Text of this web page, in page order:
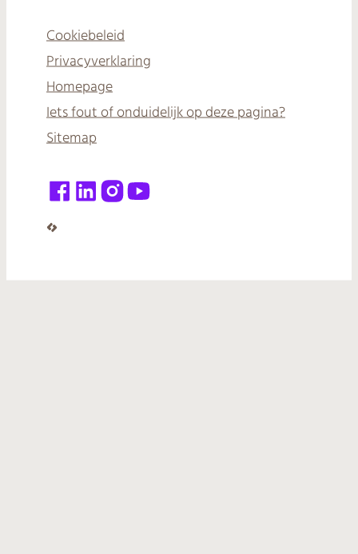
Cookiebeleid
Privacyverklaring
Homepage
Iets fout of onduidelijk op deze pagina?
Sitemap
Facebook
LinkedInInstagram
YouTube
LCP nv 2026 ©